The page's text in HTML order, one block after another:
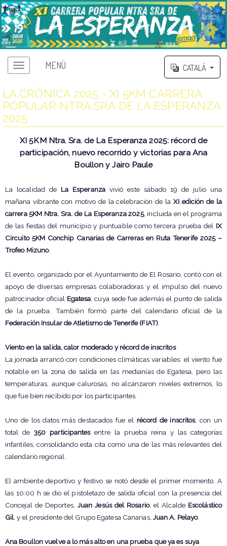
MENÚ CATALÀ
LA CRÓNICA 2025 - XI 5KM CARRERA
POPULAR NTRA SRA DE LA ESPERANZA
2025
XI 5KM Ntra. Sra. de La Esperanza 2025: récord de
participación, nuevo recorrido y victorias para Ana
Boullon y Jairo Paule
La localidad de La Esperanzavivió este sábado 19 de julio una
mañana vibrante con motivo de la celebración de la XI edición de la
carrera 5KM Ntra. Sra. de La Esperanza 2025, incluida en el programa
de las fiestas del municipio y puntuable como tercera prueba del IX
Circuito 5KM Conchip Canarias de Carreras en Ruta Tenerife 2025 –
Trofeo Mizuno.
El evento, organizado por el Ayuntamiento de El Rosario, contó con el
apoyo de diversas empresas colaboradoras y el impulso del nuevo
patrocinador oficial Egatesa , cuya sede fue además el punto de salida
de la prueba. También formó parte del calendario oficial de la
Federación Insular de Atletismo de Tenerife (FIAT).
Viento en la salida, calor moderado y récord de inscritos
La jornada arrancó con condiciones climáticas variables: el viento fue
notable en la zona de salida en las medianías de Egatesa, pero las
temperaturas, aunque calurosas, no alcanzaron niveles extremos, lo
que fue bien recibido por los participantes.
Uno de los datos más destacados fue el récord de inscritos, con un
total de350 participantesentre la prueba reina y las categorías
infantiles, consolidando esta cita como una de las más relevantes del
calendario regional.
El ambiente deportivo y festivo se notó desde el primer momento. A
las 10:00 h se dio el pistoletazo de salida oficial con la presencia del
Concejal de Deportes, Juan Jesús del Rosario, el Alcalde Escolástico
Gil , y el presidente del Grupo Egatesa Canarias, Juan A. Pelayo.
Ana Boullon vuelve a lo más alto en una prueba que ya es suya